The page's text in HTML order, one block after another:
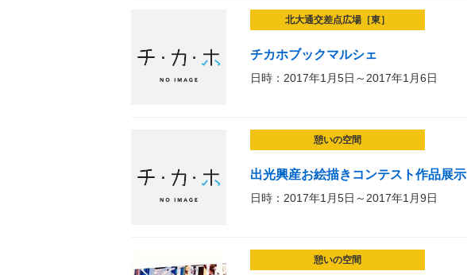
北大通交差点広場［東］
チカホブックマルシェ
日時：2017年1月5日～2017年1月6日
憩いの空間
出光興産お絵描きコンテスト作品展示
日時：2017年1月5日～2017年1月9日
憩いの空間